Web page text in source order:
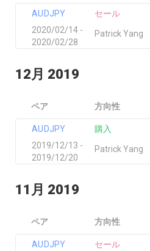
AUDJPY
Patrick Yang
セール
2020/02/14 -
2020/02/28
12月 2019
ペア 方向性
AUDJPY
Patrick Yang
購入
2019/12/13 -
2019/12/20
11月 2019
ペア 方向性
AUDJPY
セール